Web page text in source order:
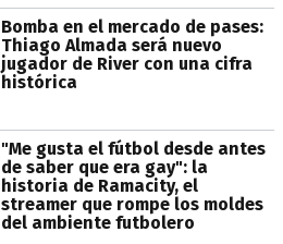
Bomba en el mercado de pases:
Thiago Almada será nuevo
jugador de River con una cifra
histórica
"Me gusta el fútbol desde antes
de saber que era gay": la
historia de Ramacity, el
streamer que rompe los moldes
del ambiente futbolero